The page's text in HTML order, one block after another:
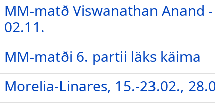
MM-matð Viswanathan Anand
02.11.
MM-matði 6. partii läks käima
Morelia-Linares, 15.-23.02.,